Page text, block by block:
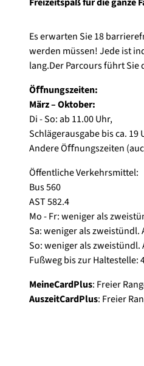
e
A
d
v
n
t
u
r
e
g
o
l
f
Es erwarten Sie 18
werden müssen! Jede ist
lang.Der Parcours führt
Öﬀnungszeiten:
März – Oktober:
Di - So: ab 11.00 Uhr,
Schlägerausgabe bis ca. 19
Andere Öﬀnungszeiten
Öffentliche Verkehrsmittel:
Bus 560
AST 582.4
Mo - Fr: weniger als
Sa: weniger als
So: weniger als
Fußweg bis zur Haltestelle:
MeineCardPlus: Freier
AuszeitCardPlus: Freier